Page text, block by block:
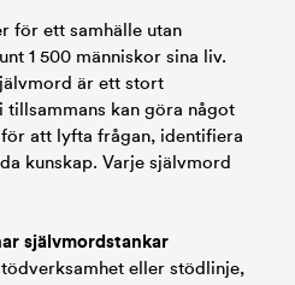
för ett samhälle utan
1 500 människor sina liv.
är ett stort
tillsammans kan göra något
att lyfta frågan, identifiera
kunskap. Varje självmord
självmordstankar
eller stödlinje,